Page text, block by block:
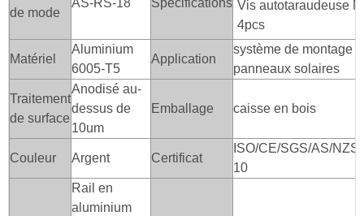
de mode
AS-RS-18 Spécifications Vis autotaraudeuse
4pcs
Matériel
Aluminium
6005-T5
Application
système de montage
panneaux solaires
Traitement
de surface
Anodisé au-
dessus de
10um
Emballage caisse en bois
Couleur Argent Certificat
ISO/CE/SGS/AS/
10
Rail en
aluminium